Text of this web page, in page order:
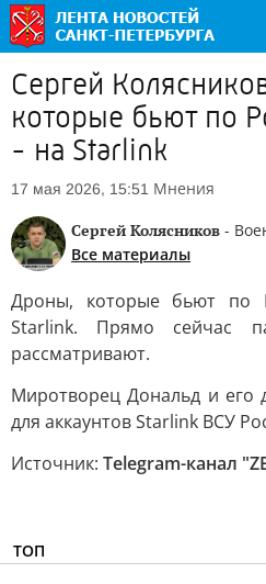
Сергей
которые бьют по
- на Starlink
17 мая 2026, 15:51 Мнения
Сергей Колясников -
Все материалы
Дроны, которые бьют по
Starlink. Прямо сейчас
рассматривают.
Миротворец Дональд и его
для аккаунтов Starlink ВСУ
Источник: Telegram-канал
ТОП